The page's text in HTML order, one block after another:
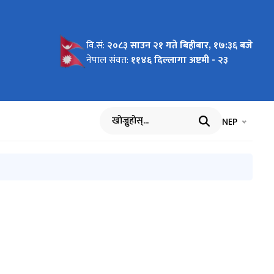
३१) वि.सं: २०८३ साउन २१ गते बिहीबार, १७:३६ बजे
नेपाल संवत: ११४६ दिल्लागा अष्टमी - २३
खोज्नुहोस् भाषा चयन
NEP